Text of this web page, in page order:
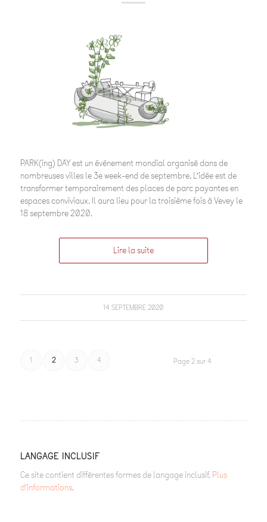
PARK(ing) DAY est un événement mondial organisé dans de
nombreuses villes le 3e week-end de septembre. L’idée est de
transformer temporairement des places de parc payantes en
espaces conviviaux. Il aura lieu pour la troisième fois à Vevey le
18 septembre 2020.
Lire la suite
14 SEPTEMBRE 2020
Page 2 sur 4
1 2 3 4
LANGAGE INCLUSIF
Ce site contient différentes formes de langage inclusif. Plus
d’informations.